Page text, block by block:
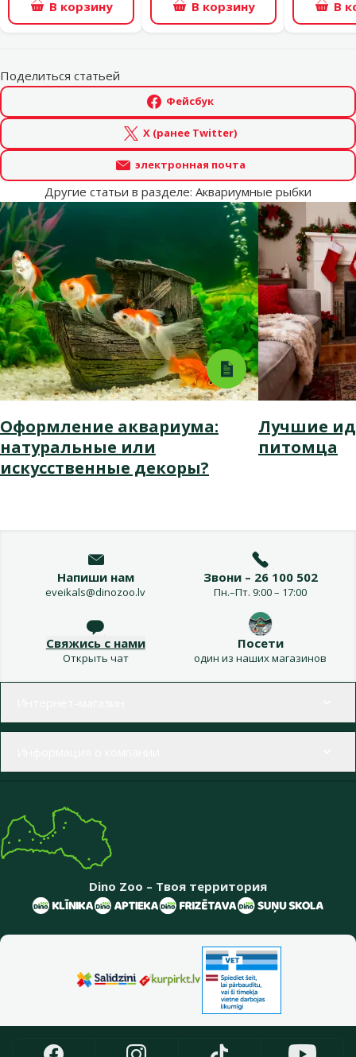
В корзину В корзину В
Поделиться статьей
Фейсбук
X (ранее Twitter)
электронная почта
Другие статьи в разделе: Аквариумные рыбки
Оформление аквариума:
натуральные или
искусственные декоры?
Лучшие
питомца
Напиши нам
eveikals@dinozoo.lv
Звони – 26 100 502
Пн.–Пт. 9:00 – 17:00
Свяжись с нами
Открыть чат
Посети
один из наших магазинов
Dino Zoo – Твоя территория